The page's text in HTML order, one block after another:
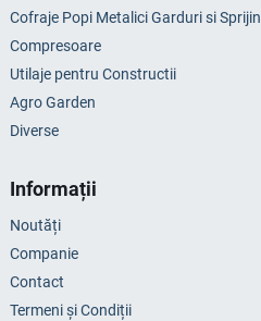
Cofraje Popi Metalici Garduri si
Compresoare
Utilaje pentru Constructii
Agro Garden
Diverse
Informații
Noutăți
Companie
Contact
Termeni și Condiții